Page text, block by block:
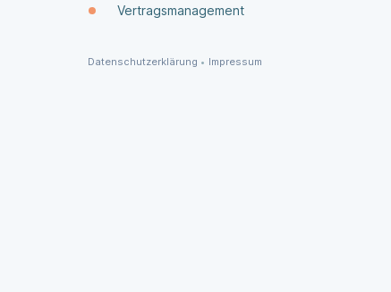
Vertragsmanagement
Datenschutzerklärung • Impressum